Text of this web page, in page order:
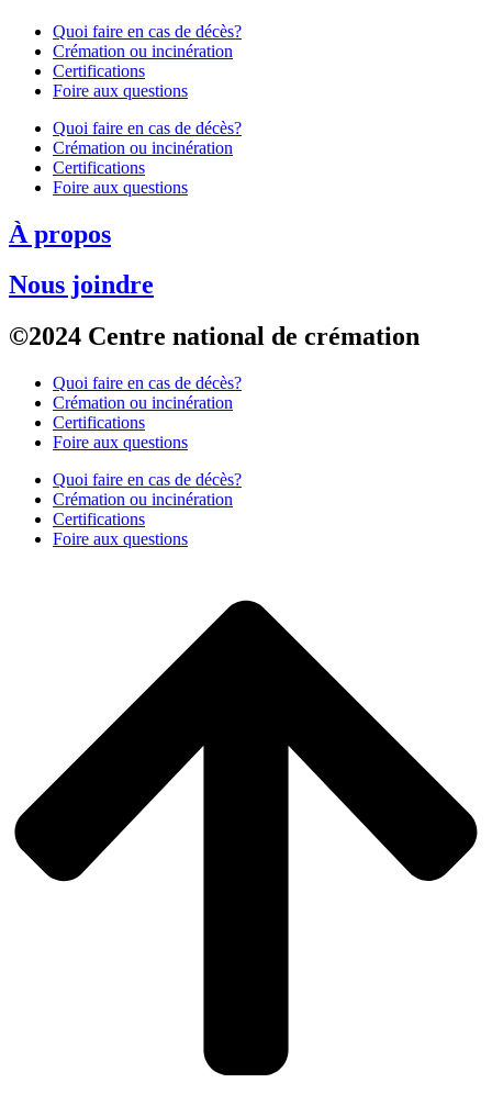
Quoi faire en cas de décès?
Crémation ou incinération
Certifications
Foire aux questions
Quoi faire en cas de décès?
Crémation ou incinération
Certifications
Foire aux questions
À propos
Nous joindre
©2024 Centre national de crémation
Quoi faire en cas de décès?
Crémation ou incinération
Certifications
Foire aux questions
Quoi faire en cas de décès?
Crémation ou incinération
Certifications
Foire aux questions